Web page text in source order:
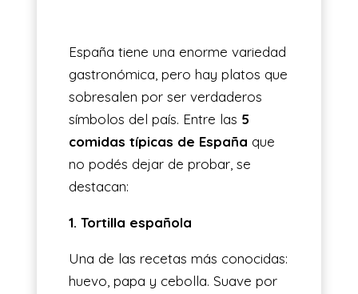
España tiene una enorme variedad
gastronómica, pero hay platos que
sobresalen por ser verdaderos
símbolos del país. Entre las 5
comidas típicas de España que
no podés dejar de probar, se
destacan:
1. Tortilla española
Una de las recetas más conocidas:
huevo, papa y cebolla. Suave por